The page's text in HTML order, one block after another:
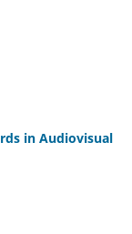
in Audiovisual